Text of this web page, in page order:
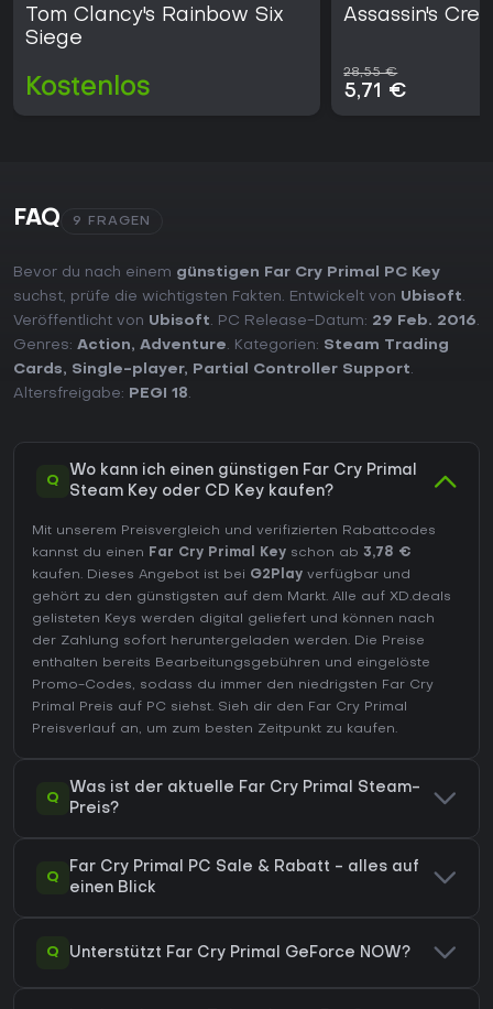
Tom Clancy's Rainbow Six
Siege
Kostenlos
Assassin's
28,55 €
5,71 €
FAQ 9 FRAGEN
Bevor du nach einem günstigen Far Cry Primal PC Key
suchst, prüfe die wichtigsten Fakten. Entwickelt von Ubisoft.
Veröffentlicht von Ubisoft. PC Release-Datum: 29 Feb. 2016.
Genres: Action, Adventure. Kategorien: Steam Trading
Cards, Single-player, Partial Controller Support.
Altersfreigabe:
PEGI 18.
Q
Wo kann ich einen günstigen Far Cry Primal
Steam Key oder CD Key kaufen?
Mit unserem Preisvergleich und verifizierten Rabattcodes
kannst du einen Far Cry Primal Key schon ab 3,78 €
kaufen. Dieses Angebot ist bei G2Play verfügbar und
gehört zu den günstigsten auf dem Markt. Alle auf XD.deals
gelisteten Keys werden digital geliefert und können nach
der Zahlung sofort heruntergeladen werden. Die Preise
enthalten bereits Bearbeitungsgebühren und eingelöste
Promo-Codes, sodass du immer den niedrigsten Far Cry
Primal Preis auf PC siehst. Sieh dir den Far Cry Primal
Preisverlauf an, um zum besten Zeitpunkt zu kaufen.
Q
Was ist der aktuelle Far Cry Primal Steam-
Preis?
Q
Far Cry Primal PC Sale & Rabatt - alles auf
einen Blick
Q Unterstützt Far Cry Primal GeForce NOW?